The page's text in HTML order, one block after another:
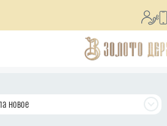
новое